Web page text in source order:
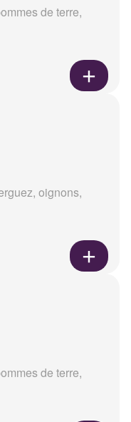
de terre,
oignons,
de terre,